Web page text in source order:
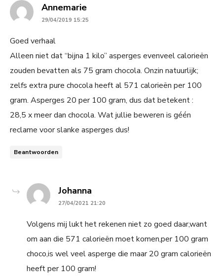
Annemariesays:
29/04/2019 15:25
Goed verhaal
Alleen niet dat “bijna 1 kilo” asperges evenveel calorieën
zouden bevatten als 75 gram chocola. Onzin natuurlijk;
zelfs extra pure chocola heeft al 571 calorieën per 100
gram. Asperges 20 per 100 gram, dus dat betekent :
28,5 x meer dan chocola. Wat jullie beweren is géén
reclame voor slanke asperges dus!
Beantwoorden
Johanna
27/04/2021 21:20
Volgens mij lukt het rekenen niet zo goed daar,want
om aan die 571 calorieën moet komen,per 100 gram
choco,is wel veel asperge die maar 20 gram calorieën
heeft per 100 gram!